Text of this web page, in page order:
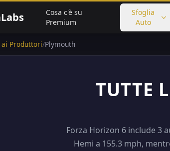
Cosa c'è su
Premium
Sfoglia
Auto
Produttori/Plymouth
TUTTE
Forza Horizon 6 include 3
Hemi a 155.3 mph,